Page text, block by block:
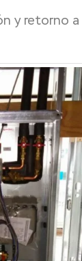
y retorno